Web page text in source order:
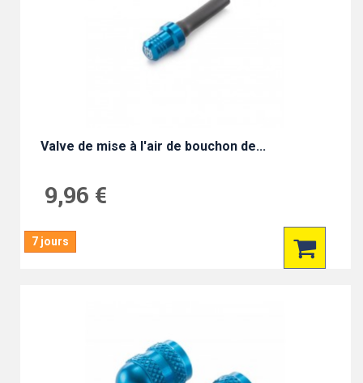
Valve de mise à l'air de bouchon de...
9,96 €
7 jours